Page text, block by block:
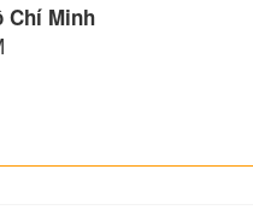
Chí Minh